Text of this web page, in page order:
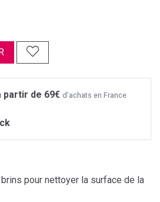
partir de 69€ d’achats en France
pour nettoyer la surface de la